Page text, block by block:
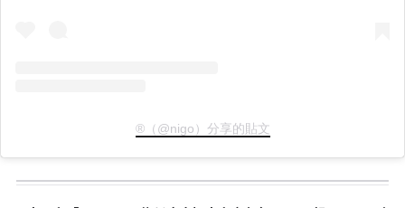
®（@nigo）分享的貼文